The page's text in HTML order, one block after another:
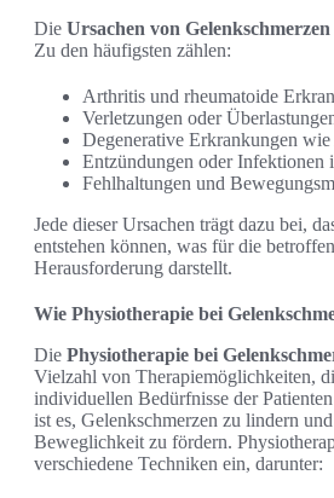
Die Ursachen von Gelenkschmerzen
Zu den häufigsten zählen:
Arthritis und rheumatoide
Verletzungen oder
Degenerative Erkrankungen
Entzündungen oder Infektionen
Fehlhaltungen und
Jede dieser Ursachen trägt dazu bei,
entstehen können, was für die
Herausforderung darstellt.
Wie Physiotherapie bei
Die Physiotherapie bei
Vielzahl von Therapiemöglichkeiten,
individuellen Bedürfnisse der
ist es, Gelenkschmerzen zu lindern
Beweglichkeit zu fördern.
verschiedene Techniken ein, darunter: